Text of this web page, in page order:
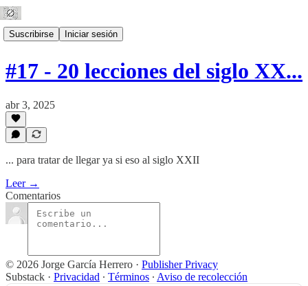
Suscribirse Iniciar sesión
#17 - 20 lecciones del siglo XX...
abr 3, 2025
... para tratar de llegar ya si eso al siglo XXII
Leer →
Comentarios
© 2026 Jorge García Herrero · Publisher Privacy
Substack · Privacidad ∙ Términos ∙ Aviso de recolección